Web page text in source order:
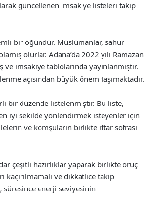
güncellenen imsakiye listeleri takip
bir öğündür. Müslümanlar, sahur
olurlar. Adana’da 2022 yılı Ramazan
imsakiye tablolarında yayınlanmıştır.
açısından büyük önem taşımaktadır.
bir düzende listelenmiştir. Bu liste,
iyi şekilde yönlendirmek isteyenler için
ve komşuların birlikte iftar sofrası
çeşitli hazırlıklar yaparak birlikte oruç
kaçırılmamalı ve dikkatlice takip
süresince enerji seviyesinin